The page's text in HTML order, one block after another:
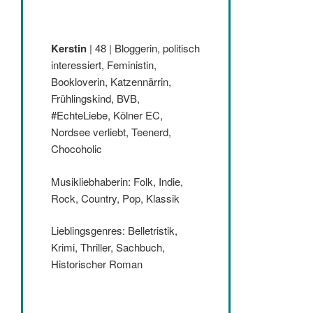
Kerstin | 48 | Bloggerin, politisch
interessiert, Feministin,
Bookloverin, Katzennärrin,
Frühlingskind, BVB,
#EchteLiebe, Kölner EC,
Nordsee verliebt, Teenerd,
Chocoholic
Musikliebhaberin: Folk, Indie,
Rock, Country, Pop, Klassik
Lieblingsgenres: Belletristik,
Krimi, Thriller, Sachbuch,
Historischer Roman